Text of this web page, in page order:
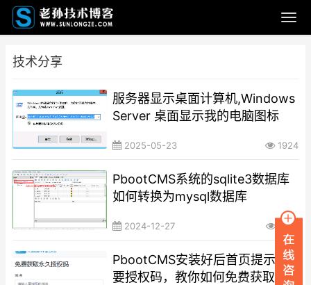
技术分享
服务器显示桌面计算机,Windows
Server 桌面显示我的电脑图标
2025-05-23 1924
PbootCMS系统的sqlite3数据库
如何转换为mysql数据库
2024-12-27 2170
PbootCMS安装好后首页提示需
要授权码，教你如何免费获取